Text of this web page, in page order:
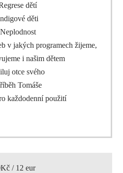
dětí
děti
v jakých programech žijeme,
i našim dětem
otce svého
Tomáše
každodenní použití
/ 12 eur